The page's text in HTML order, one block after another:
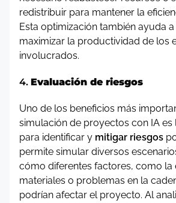
redistribuir para mantener la
Esta optimización también ayuda
maximizar la productividad de los
involucrados.
4. Evaluación de riesgos
Uno de los beneficios más
simulación de proyectos con IA es
para identificar y mitigar riesgos
permite simular diversos
cómo diferentes factores, como la
materiales o problemas en la
podrían afectar el proyecto. Al